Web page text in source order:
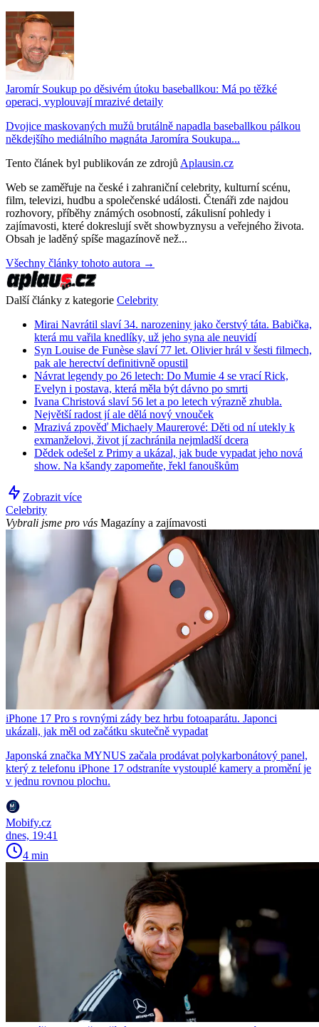
Jaromír Soukup po děsivém útoku baseballkou: Má po těžké
operaci, vyplouvají mrazivé detaily
Dvojice maskovaných mužů brutálně napadla baseballkou pálkou
někdejšího mediálního magnáta Jaromíra Soukupa...
Tento článek byl publikován ze zdrojů Aplausin.cz
Web se zaměřuje na české i zahraniční celebrity, kulturní scénu,
film, televizi, hudbu a společenské události. Čtenáři zde najdou
rozhovory, příběhy známých osobností, zákulisní pohledy i
zajímavosti, které dokreslují svět showbyznysu a veřejného života.
Obsah je laděný spíše magazínově než...
Všechny články tohoto autora →
Další články z kategorie Celebrity
Mirai Navrátil slaví 34. narozeniny jako čerstvý táta. Babička,
která mu vařila knedlíky, už jeho syna ale neuvidí
Syn Louise de Funèse slaví 77 let. Olivier hrál v šesti filmech,
pak ale herectví definitivně opustil
Návrat legendy po 26 letech: Do Mumie 4 se vrací Rick,
Evelyn i postava, která měla být dávno po smrti
Ivana Christová slaví 56 let a po letech výrazně zhubla.
Největší radost jí ale dělá nový vnouček
Mrazivá zpověď Michaely Maurerové: Děti od ní utekly k
exmanželovi, život jí zachránila nejmladší dcera
Dědek odešel z Primy a ukázal, jak bude vypadat jeho nová
show. Na kšandy zapomeňte, řekl fanouškům
Zobrazit více
Celebrity
Vybrali jsme pro vás Magazíny a zajímavosti
iPhone 17 Pro s rovnými zády bez hrbu fotoaparátu. Japonci
ukázali, jak měl od začátku skutečně vypadat
Japonská značka MYNUS začala prodávat polykarbonátový panel,
který z telefonu iPhone 17 odstraníte vystouplé kamery a promění je
v jednu rovnou plochu.
Mobify.cz
dnes, 19:41
4 min